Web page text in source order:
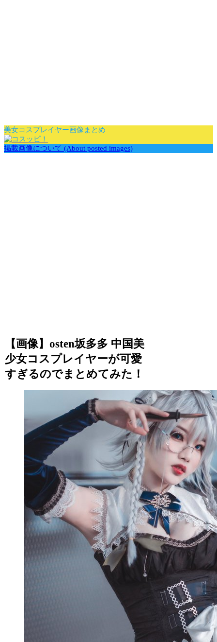
美女コスプレイヤー画像まとめ
掲載画像について (About posted images)
【画像】osten坂多多 中国美
少女コスプレイヤーが可愛
すぎるのでまとめてみた！